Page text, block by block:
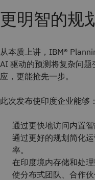
更明智的规
从本质上讲，IBM®
AI 驱动的预测将复杂问
应，更能抢先一步。
此次发布使印度企业能够：
通过更快地访问内置智
通过更好的规划简化
率。
在印度境内存储和处
使分布式团队、合作